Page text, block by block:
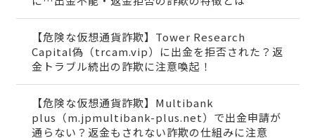
【危険な仮想通貨詐欺】Tower Research
Capital偽（trcam.vip）に出金を拒否された？返
金トラブル続出の詐欺に注意喚起！
【危険な仮想通貨詐欺】Multibank
plus（m.jpmultibank-plus.net）で出金申請が
通らない？返金もされない詐欺の仕組みに注意